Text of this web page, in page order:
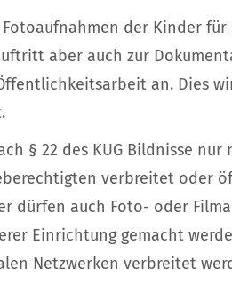
der Kinder für
aber auch zur
an. Dies
§ 22 des KUG Bildnisse nur
verbreitet oder
dürfen auch Foto- oder
Einrichtung gemacht
Netzwerken verbreitet